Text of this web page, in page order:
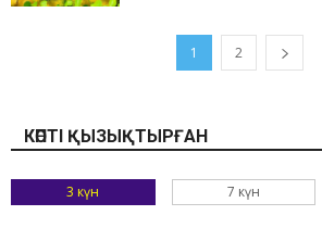
1 2
КӨПТІ ҚЫЗЫҚТЫРҒАН
3 күн 7 күн